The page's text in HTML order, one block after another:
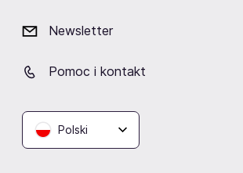
Newsletter
Pomoc i kontakt
Polski
20-21.11.2026
Billie Jean King Cup Play-